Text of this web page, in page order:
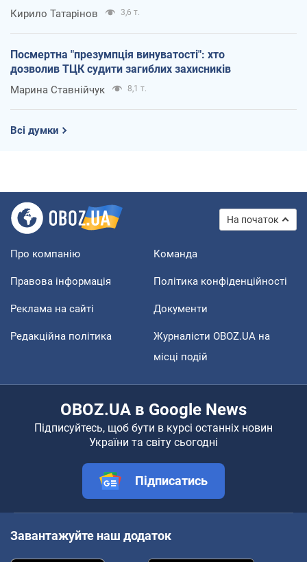
Кирило Татарінов 3,6 т.
Посмертна "презумпція винуватості": хто
дозволив ТЦК судити загиблих захисників
Марина Ставнійчук 8,1 т.
Всі думки
На початок
Про компанію Команда
Правова інформація Політика конфіденційності
Реклама на сайті Документи
Редакційна політика
Журналісти OBOZ.UA на
місці подій
OBOZ.UA в Google News
Підписуйтесь, щоб бути в курсі останніх новин
України та світу сьогодні
Підписатись
Завантажуйте наш додаток